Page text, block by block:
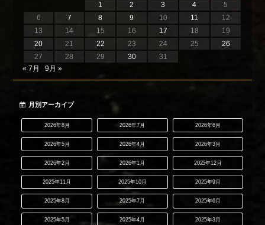
1 2 3 4
5
6
7 8 9 10 11
12
13
14 15 16 17 18
19
20
21 22 23 24 25
26
27
28 29 30
31
« 7月
9月 »
月別アーカイブ
2026年8月 2026年7月 2026年6月
2026年5月 2026年4月 2026年3月
2026年2月 2026年1月 2025年12月
2025年11月 2025年10月 2025年9月
2025年8月 2025年7月 2025年6月
2025年5月 2025年4月 2025年3月